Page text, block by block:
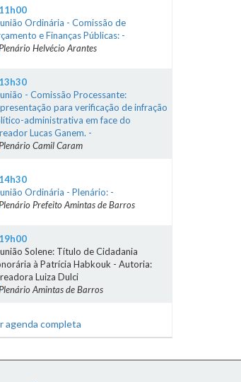
11h00
Ordinária - Comissão de
e Finanças Públicas: -
Plenário Helvécio Arantes
13h30
- Comissão Processante:
para verificação de infração
administrativa em face do
Lucas Ganem. -
Plenário Camil Caram
14h30
Ordinária - Plenário: -
Plenário Prefeito Amintas de Barros
19h00
Solene: Título de Cidadania
à Patrícia Habkouk - Autoria:
Luiza Dulci
Plenário Amintas de Barros
agenda completa